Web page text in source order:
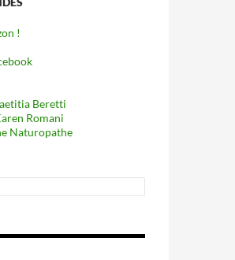
!
Beretti
Romani
Naturopathe